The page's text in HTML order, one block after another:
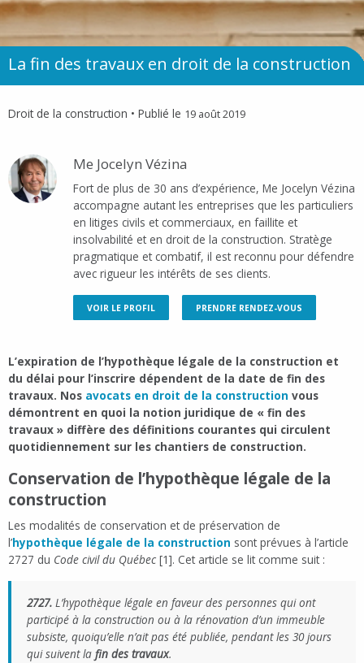
La fin des travaux en droit de la construction
Droit de la construction • Publié le 19 août 2019
Me Jocelyn Vézina
Fort de plus de 30 ans d’expérience, Me Jocelyn Vézina
accompagne autant les entreprises que les particuliers
en litiges civils et commerciaux, en faillite et
insolvabilité et en droit de la construction. Stratège
pragmatique et combatif, il est reconnu pour défendre
avec rigueur les intérêts de ses clients.
VOIR LE PROFIL PRENDRE RENDEZ-VOUS
L’expiration de l’hypothèque légale de la construction et
du délai pour l’inscrire dépendent de la date de fin des
travaux. Nos avocats en droit de la construction vous
démontrent en quoi la notion juridique de « fin des
travaux » diffère des définitions courantes qui circulent
quotidiennement sur les chantiers de construction.
Conservation de l’hypothèque légale de la
construction
Les modalités de conservation et de préservation de
l’hypothèque légale de la construction sont prévues à l’article
2727 du Code civil du Québec [1]. Cet article se lit comme suit :
2727. L’hypothèque légale en faveur des personnes qui ont
participé à la construction ou à la rénovation d’un immeuble
subsiste, quoiqu’elle n’ait pas été publiée, pendant les 30 jours
qui suivent la fin des travaux.